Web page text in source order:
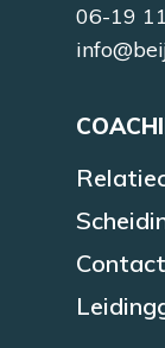
06-19